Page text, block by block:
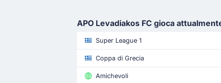
APO Levadiakos FC gioca
Super League 1
Coppa di Grecia
Amichevoli